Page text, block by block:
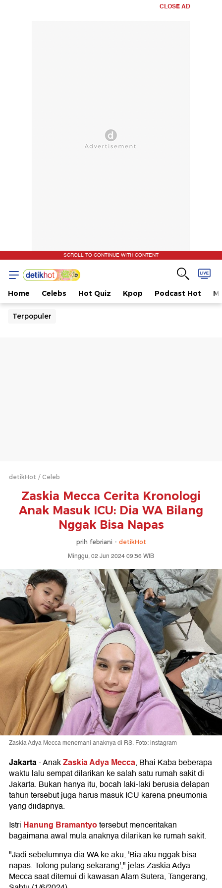
CLOSE AD
SCROLL TO CONTINUE WITH CONTENT
Home Celebs Hot Quiz Kpop Podcast Hot
Terpopuler
detikHot Celeb
Zaskia Mecca Cerita Kronologi
Anak Masuk ICU: Dia WA Bilang
Nggak Bisa Napas
prih febriani - detikHot
Minggu, 02 Jun 2024 09:56 WIB
Zaskia Adya Mecca menemani anaknya di RS. Foto: instagram
Jakarta-AnakZaskia Adya Mecca, Bhai Kaba beberapa
waktu lalu sempat dilarikan ke salah satu rumah sakit di
Jakarta. Bukan hanya itu, bocah laki-laki berusia delapan
tahun tersebut juga harus masuk ICU karena pneumonia
yang diidapnya.
Istri Hanung Bramantyotersebut menceritakan
bagaimana awal mula anaknya dilarikan ke rumah sakit.
"Jadi sebelumnya dia WA ke aku, 'Bia aku nggak bisa
napas. Tolong pulang sekarang'," jelas Zaskia Adya
Mecca saat ditemui di kawasan Alam Sutera, Tangerang,